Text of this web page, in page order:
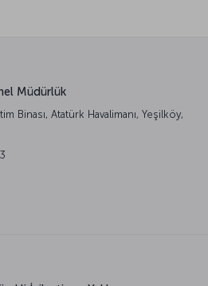
Müdürlük
Binası, Atatürk Havalimanı, Yeşilköy,